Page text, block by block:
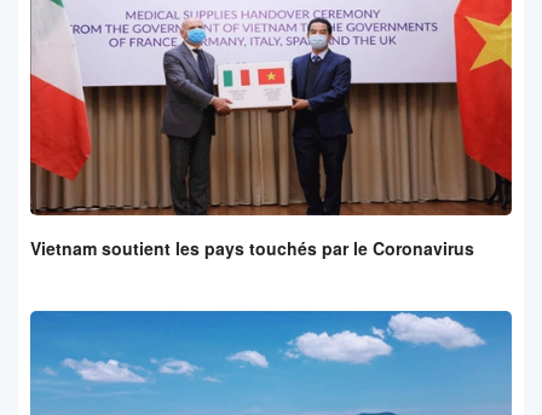
Vietnam soutient les pays touchés par le Coronavirus